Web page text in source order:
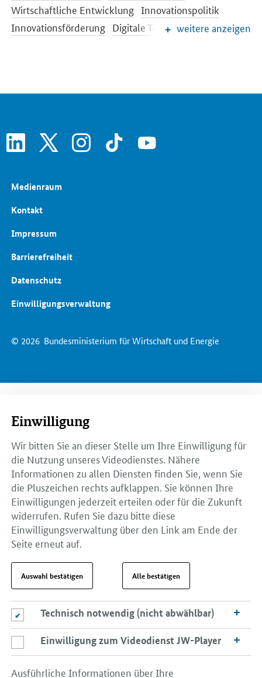
Wirtschaftliche Entwicklung Innovationspolitik
Innovationsförderung Digitale Technologienweitere anzeigen
linkedin instagram tiktok youtube
© 2026 Bundesministerium für Wirtschaft und Energie
Medienraum
Kontakt
Impressum
Barrierefreiheit
Datenschutz
Einwilligungsverwaltung
Einwilligung
Wir bitten Sie an dieser Stelle um Ihre Einwilligung für
die Nutzung unseres Videodienstes. Nähere
Informationen zu allen Diensten finden Sie, wenn Sie
die Pluszeichen rechts aufklappen. Sie können Ihre
Einwilligungen jederzeit erteilen oder für die Zukunft
widerrufen. Rufen Sie dazu bitte diese
Einwilligungsverwaltung über den Link am Ende der
Seite erneut auf.
Auswahl bestätigen Alle bestätigen
Technisch notwendig (nicht abwählbar)
Technisch notwendig (nicht abwählbar)
Einwilligung zum Videodienst JW-Player
Einwilligung zum Videodienst JW-Player
Ausführliche Informationen über Ihre